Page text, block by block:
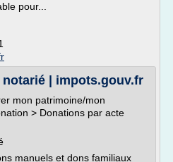
pour...
| impots.gouv.fr
mon patrimoine/mon
> Donations par acte
manuels et dons familiaux